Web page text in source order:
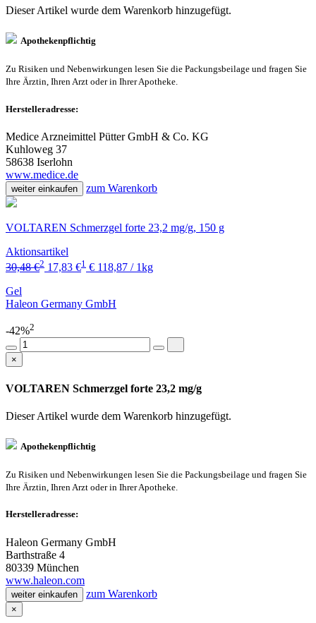
Dieser Artikel wurde dem Warenkorb hinzugefügt.
Apothekenpflichtig
Zu Risiken und Nebenwirkungen lesen Sie die Packungsbeilage und fragen Sie
Ihre Ärztin, Ihren Arzt oder in Ihrer Apotheke.
Herstelleradresse:
Medice Arzneimittel Pütter GmbH & Co. KG
Kuhloweg 37
58638 Iserlohn
www.medice.de
weiter einkaufen zum Warenkorb
VOLTAREN Schmerzgel forte 23,2 mg/g, 150 g
Aktionsartikel
30,48 €2 17,83 €1 € 118,87 / 1kg
Gel
Haleon Germany GmbH
-42%2
×
VOLTAREN Schmerzgel forte 23,2 mg/g
Dieser Artikel wurde dem Warenkorb hinzugefügt.
Apothekenpflichtig
Zu Risiken und Nebenwirkungen lesen Sie die Packungsbeilage und fragen Sie
Ihre Ärztin, Ihren Arzt oder in Ihrer Apotheke.
Herstelleradresse:
Haleon Germany GmbH
Barthstraße 4
80339 München
www.haleon.com
weiter einkaufen zum Warenkorb
×